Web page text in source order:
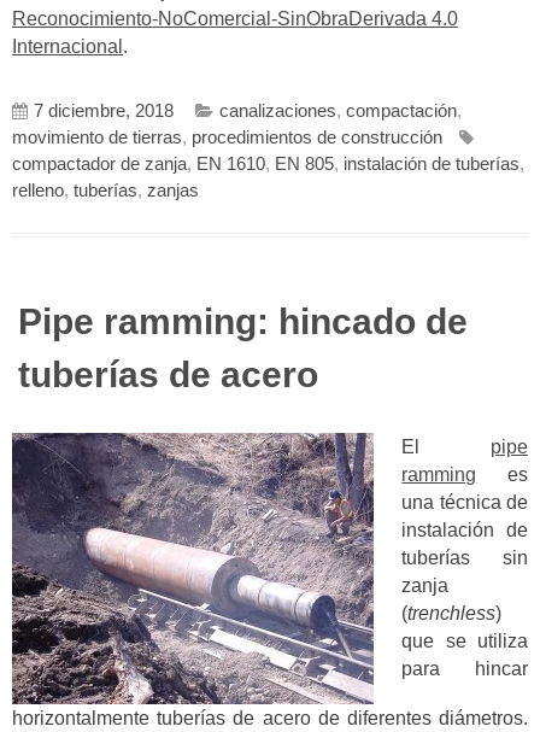
Reconocimiento-NoComercial-SinObraDerivada 4.0
Internacional .
7 diciembre, 2018 canalizaciones, compactación,
movimiento de tierras, procedimientos de construcción
compactador de zanja, EN 1610, EN 805, instalación de tuberías,
relleno, tuberías, zanjas
Pipe ramming: hincado de
tuberías de acero
El pipe
ramming es
una técnica de
instalación de
tuberías sin
zanja
(trenchless)
que se utiliza
para hincar
horizontalmente tuberías de acero de diferentes diámetros.